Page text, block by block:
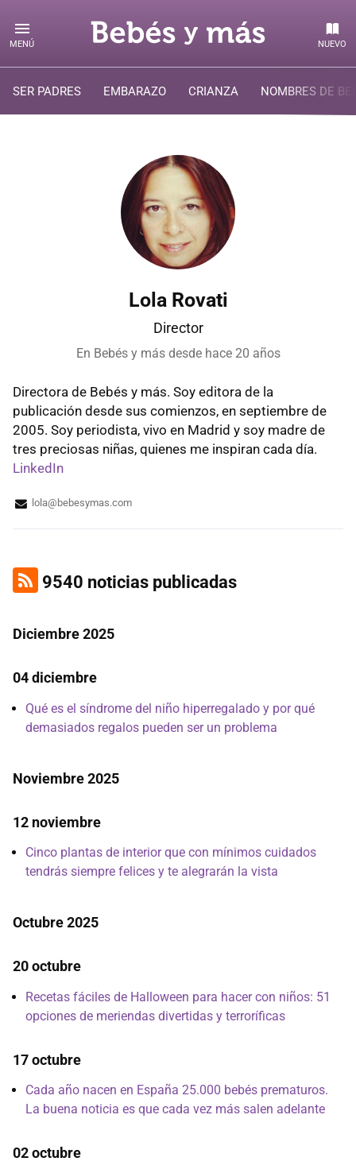
MENÚ NUEVO
SER PADRES EMBARAZO CRIANZA NOMBRES DE
Lola Rovati
Director
En Bebés y más desde hace 20 años
Directora de Bebés y más. Soy editora de la
publicación desde sus comienzos, en septiembre de
2005. Soy periodista, vivo en Madrid y soy madre de
tres preciosas niñas, quienes me inspiran cada día.
LinkedIn
lola@bebesymas.com
9540 noticias publicadas
Diciembre 2025
04 diciembre
Qué es el síndrome del niño hiperregalado y por qué
demasiados regalos pueden ser un problema
Noviembre 2025
12 noviembre
Cinco plantas de interior que con mínimos cuidados
tendrás siempre felices y te alegrarán la vista
Octubre 2025
20 octubre
Recetas fáciles de Halloween para hacer con niños: 51
opciones de meriendas divertidas y terroríficas
17 octubre
Cada año nacen en España 25.000 bebés prematuros.
La buena noticia es que cada vez más salen adelante
02 octubre